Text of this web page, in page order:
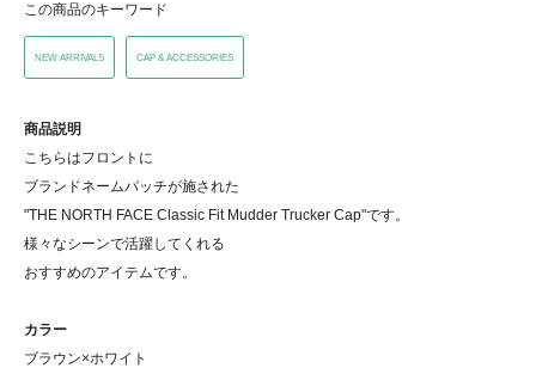
この商品のキーワード
NEW ARRIVALS CAP & ACCESSORIES
商品説明
こちらはフロントに
ブランドネームパッチが施された
"THE NORTH FACE Classic Fit Mudder Trucker Cap"です。
様々なシーンで活躍してくれる
おすすめのアイテムです。
カラー
ブラウン×ホワイト